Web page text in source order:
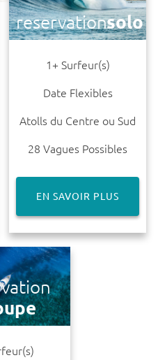
reservationsolo
1+ Surfeur(s)
Date Flexibles
Atolls du Centre ou Sud
28 Vagues Possibles
EN SAVOIR PLUS